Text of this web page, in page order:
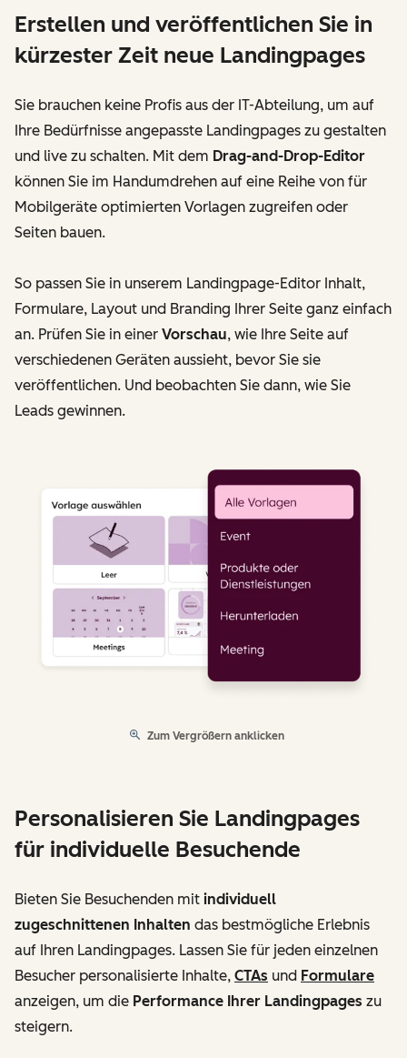
Erstellen und veröffentlichen Sie in
kürzester Zeit neue Landingpages
Sie brauchen keine Profis aus der IT-Abteilung, um auf
Ihre Bedürfnisse angepasste Landingpages zu gestalten
und live zu schalten. Mit dem Drag-and-Drop-Editor
können Sie im Handumdrehen auf eine Reihe von für
Mobilgeräte optimierten Vorlagen zugreifen oder
Seiten bauen.
So passen Sie in unserem Landingpage-Editor Inhalt,
Formulare, Layout und Branding Ihrer Seite ganz einfach
an. Prüfen Sie in einer Vorschau, wie Ihre Seite auf
verschiedenen Geräten aussieht, bevor Sie sie
veröffentlichen. Und beobachten Sie dann, wie Sie
Leads gewinnen.
Zum Vergrößern anklicken
Personalisieren Sie Landingpages
für individuelle Besuchende
Bieten Sie Besuchenden mit individuell
zugeschnittenen Inhalten das bestmögliche Erlebnis
auf Ihren Landingpages. Lassen Sie für jeden einzelnen
Besucher personalisierte Inhalte, CTAs und Formulare
anzeigen, um die Performance Ihrer Landingpages zu
steigern.